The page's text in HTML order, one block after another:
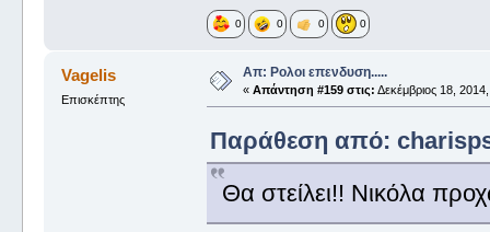
0 0 0 0
Vagelis
Επισκέπτης
Απ: Ρολοι επενδυση.....
« Απάντηση #159 στις: Δεκέμβριος 18,
Παράθεση από: charisps
Θα στείλει!! Νικόλα